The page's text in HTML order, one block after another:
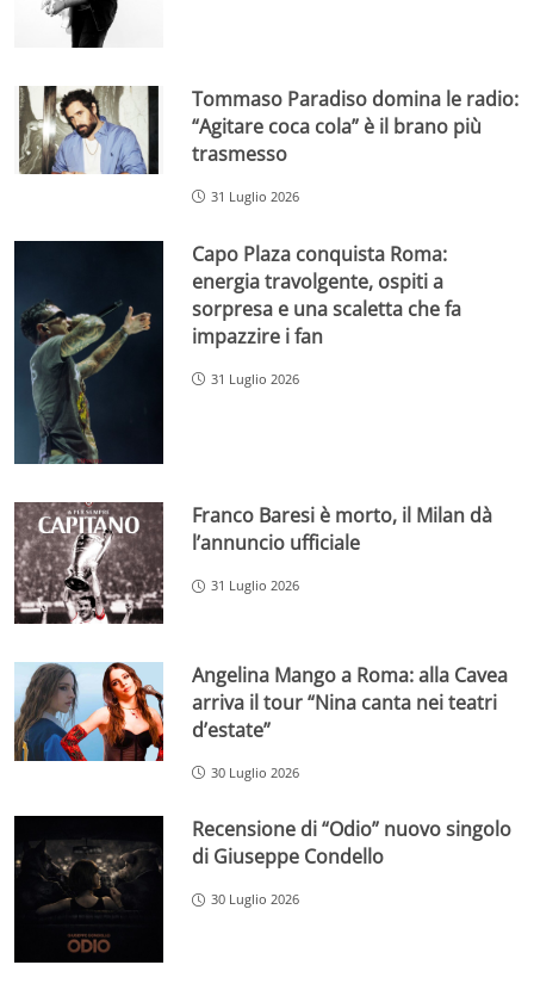
Tommaso Paradiso domina le radio:
“Agitare coca cola” è il brano più
trasmesso
31 Luglio 2026
Capo Plaza conquista Roma:
energia travolgente, ospiti a
sorpresa e una scaletta che fa
impazzire i fan
31 Luglio 2026
Franco Baresi è morto, il Milan dà
l’annuncio ufficiale
31 Luglio 2026
Angelina Mango a Roma: alla Cavea
arriva il tour “Nina canta nei teatri
d’estate”
30 Luglio 2026
Recensione di “Odio” nuovo singolo
di Giuseppe Condello
30 Luglio 2026